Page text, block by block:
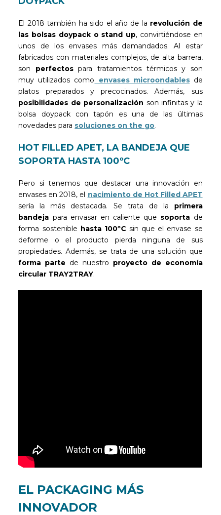
El 2018 también ha sido el año de la revolución de
las bolsas doypack o stand up, convirtiéndose en
unos de los envases más demandados. Al estar
fabricados con materiales complejos, de alta barrera,
son perfectospara tratamientos térmicos y son
muy utilizados como envases microondablesde
platos preparados y precocinados. Además, sus
posibilidades de personalización son infinitas y la
bolsa doypack con tapón es una de las últimas
novedades para soluciones on the go.
HOT FILLED APET, LA BANDEJA QUE
SOPORTA HASTA 100ºC
Pero si tenemos que destacar una innovación en
envases en 2018, el nacimiento de Hot Filled APET
sería la más destacada. Se trata de la primera
bandeja para envasar en caliente que soporta de
forma sostenible hasta 100ºC sin que el envase se
deforme o el producto pierda ninguna de sus
propiedades. Además, se trata de una solución que
forma parte de nuestro proyecto de economía
circular TRAY2TRAY.
EL PACKAGING MÁS
INNOVADOR